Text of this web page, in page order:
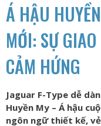
Á HẬU
MỚI: SỰ
CẢM HỨNG
Jaguar F-Type dễ
Huyền My – Á hậu
ngôn ngữ thiết kế,